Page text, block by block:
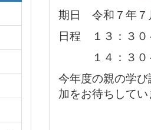
期日 令和７年７
日程 １３：３
１４：３０～
今年度の親の学
加をお待ちして